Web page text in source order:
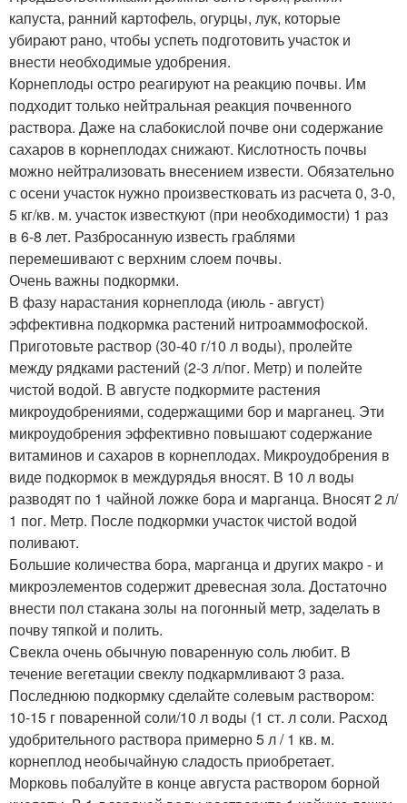
капуста, ранний картофель, огурцы, лук, которые
убирают рано, чтобы успеть подготовить участок и
внести необходимые удобрения.
Корнеплоды остро реагируют на реакцию почвы. Им
подходит только нейтральная реакция почвенного
раствора. Даже на слабокислой почве они содержание
сахаров в корнеплодах снижают. Кислотность почвы
можно нейтрализовать внесением извести. Обязательно
с осени участок нужно произвестковать из расчета 0, 3-0,
5 кг/кв. м. участок известкуют (при необходимости) 1 раз
в 6-8 лет. Разбросанную известь граблями
перемешивают с верхним слоем почвы.
Очень важны подкормки.
В фазу нарастания корнеплода (июль - август)
эффективна подкормка растений нитроаммофоской.
Приготовьте раствор (30-40 г/10 л воды), пролейте
между рядками растений (2-3 л/пог. Метр) и полейте
чистой водой. В августе подкормите растения
микроудобрениями, содержащими бор и марганец. Эти
микроудобрения эффективно повышают содержание
витаминов и сахаров в корнеплодах. Микроудобрения в
виде подкормок в междурядья вносят. В 10 л воды
разводят по 1 чайной ложке бора и марганца. Вносят 2 л/
1 пог. Метр. После подкормки участок чистой водой
поливают.
Большие количества бора, марганца и других макро - и
микроэлементов содержит древесная зола. Достаточно
внести пол стакана золы на погонный метр, заделать в
почву тяпкой и полить.
Свекла очень обычную поваренную соль любит. В
течение вегетации свеклу подкармливают 3 раза.
Последнюю подкормку сделайте солевым раствором:
10-15 г поваренной соли/10 л воды (1 ст. л соли. Расход
удобрительного раствора примерно 5 л / 1 кв. м.
корнеплод необычайную сладость приобретает.
Морковь побалуйте в конце августа раствором борной